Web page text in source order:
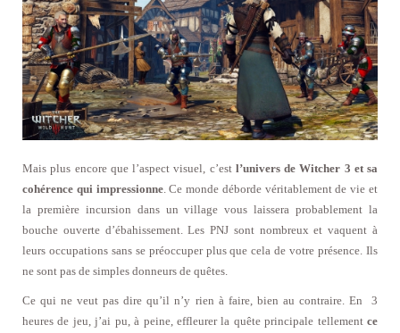
Mais plus encore que l’aspect visuel, c’est l’univers de Witcher 3 et sa
cohérence qui impressionne. Ce monde déborde véritablement de vie et
la première incursion dans un village vous laissera probablement la
bouche ouverte d’ébahissement. Les PNJ sont nombreux et vaquent à
leurs occupations sans se préoccuper plus que cela de votre présence. Ils
ne sont pas de simples donneurs de quêtes.
Ce qui ne veut pas dire qu’il n’y rien à faire, bien au contraire. En 3
heures de jeu, j’ai pu, à peine, effleurer la quête principale tellement ce